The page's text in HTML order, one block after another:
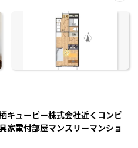
に入
キューピー株式会社近くコンビ
家電付部屋マンスリーマンショ